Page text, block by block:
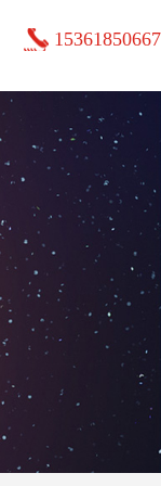
15361850667